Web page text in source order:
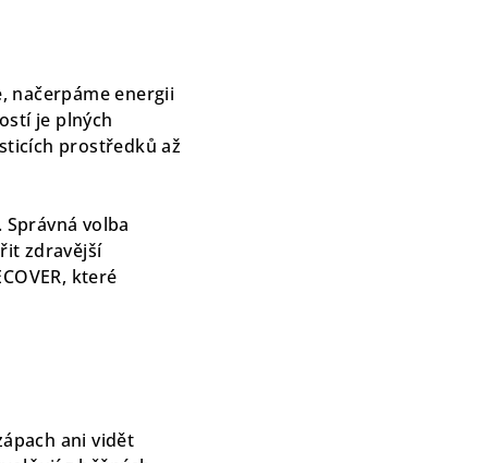
načerpáme energii
je plných
prostředků až
volba
zdravější
které
ani vidět